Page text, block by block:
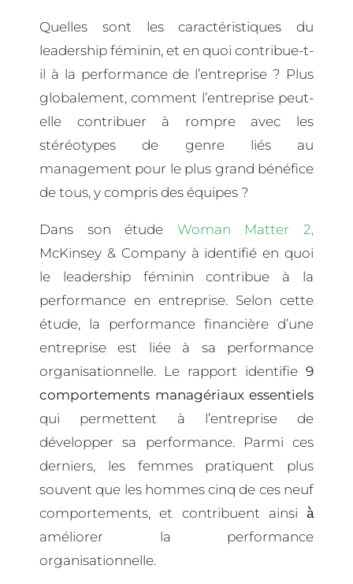
Quelles sont les caractéristiques du
leadership féminin, et en quoi contribue-t-
il à la performance de l’entreprise ? Plus
globalement, comment l’entreprise peut-
elle contribuer à rompre avec les
stéréotypes de genre liés au
management pour le plus grand bénéfice
de tous, y compris des équipes ?
Dans son étude Woman Matter 2,
McKinsey & Company à identifié en quoi
le leadership féminin contribue à la
performance en entreprise. Selon cette
étude, la performance financière d’une
entreprise est liée à sa performance
organisationnelle. Le rapport identifie 9
comportements managériaux essentiels
qui permettent à l’entreprise de
développer sa performance. Parmi ces
derniers, les femmes pratiquent plus
souvent que les hommes cinq de ces neuf
comportements, et contribuent ainsi à̀
améliorer la performance
organisationnelle.